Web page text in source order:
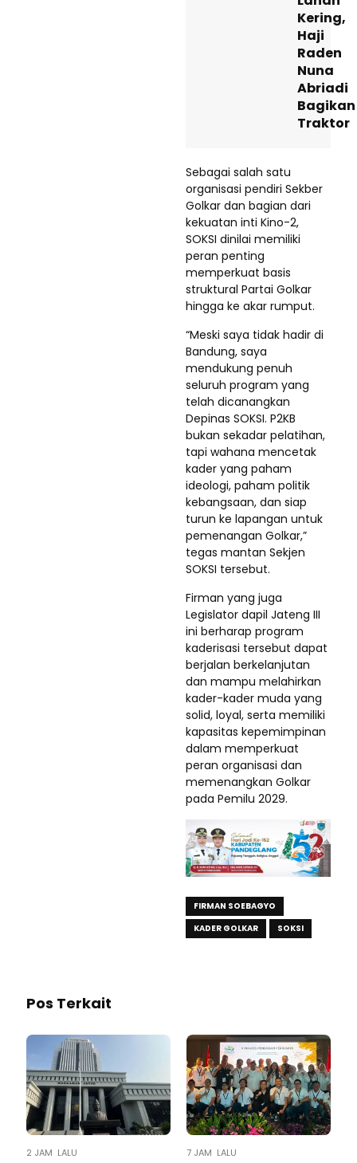
Kering,
Haji
Raden
Nuna
Abriadi
Bagikan
Traktor
Sebagai salah satu
organisasi pendiri Sekber
Golkar dan bagian dari
kekuatan inti Kino-2,
SOKSI dinilai memiliki
peran penting
memperkuat basis
struktural Partai Golkar
hingga ke akar rumput.
“Meski saya tidak hadir di
Bandung, saya
mendukung penuh
seluruh program yang
telah dicanangkan
Depinas SOKSI. P2KB
bukan sekadar pelatihan,
tapi wahana mencetak
kader yang paham
ideologi, paham politik
kebangsaan, dan siap
turun ke lapangan untuk
pemenangan Golkar,”
tegas mantan Sekjen
SOKSI tersebut.
Firman yang juga
Legislator dapil Jateng III
ini berharap program
kaderisasi tersebut dapat
berjalan berkelanjutan
dan mampu melahirkan
kader-kader muda yang
solid, loyal, serta memiliki
kapasitas kepemimpinan
dalam memperkuat
peran organisasi dan
memenangkan Golkar
pada Pemilu 2029.
FIRMAN SOEBAGYO
KADER GOLKAR
SOKSI
Pos Terkait
2 JAM LALU 7 JAM LALU